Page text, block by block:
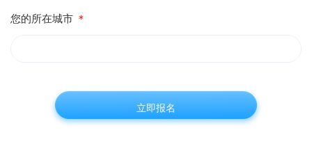
您的所在城市 ＊